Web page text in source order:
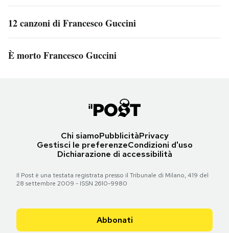
12 canzoni di Francesco Guccini
È morto Francesco Guccini
Chi siamoPubblicitàPrivacy
Gestisci le preferenzeCondizioni d'uso
Dichiarazione di accessibilità
Il Post è una testata registrata presso il Tribunale di Milano, 419 del
28 settembre 2009 - ISSN 2610-9980
Abbonati